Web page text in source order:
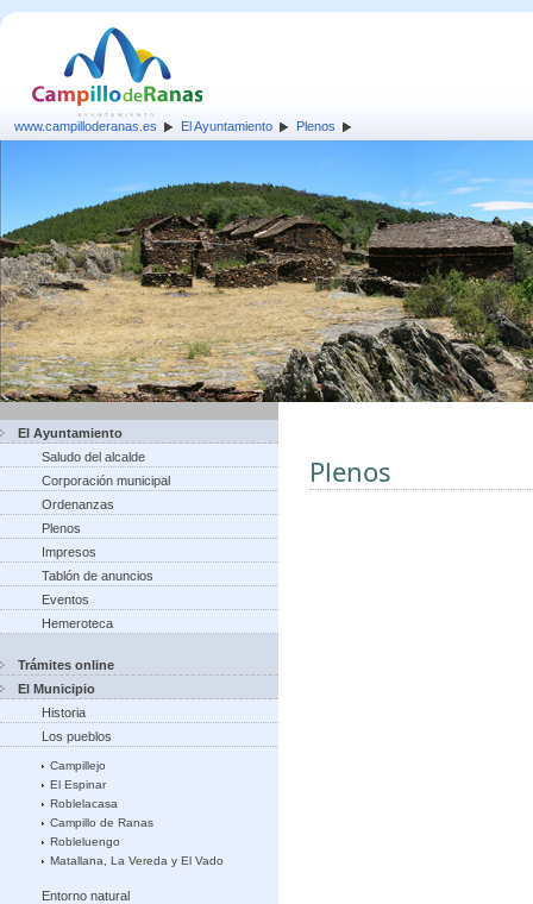
www.campilloderanas.es El Ayuntamiento Plenos
El Ayuntamiento
Saludo del alcalde
Corporación municipal
Ordenanzas
Plenos
Impresos
Tablón de anuncios
Eventos
Hemeroteca
Trámites online
El Municipio
Historia
Los pueblos
Campillejo
El Espinar
Roblelacasa
Campillo de Ranas
Robleluengo
Matallana, La Vereda y El Vado
Entorno natural
Plenos